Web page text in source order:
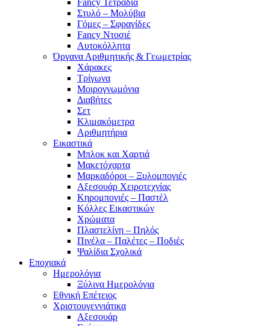
Στυλό – Μολύβια
Γόμες – Σφραγίδες
Fancy Ντοσιέ
Αυτοκόλλητα
Όργανα Αριθμητικής & Γεωμετρίας
Χάρακες
Τρίγωνα
Mοιρογνωμόνια
Διαβήτες
Σετ
Κλιμακόμετρα
Αριθμητήρια
Εικαστικά
Μπλοκ και Χαρτιά
Μακετόχαρτα
Μαρκαδόροι – Ξυλομπογιές
Αξεσουάρ Χειροτεχνίας
Κηρομπογιές – Παστέλ
Κόλλες Εικαστικών
Χρώματα
Πλαστελίνη – Πηλός
Πινέλα – Παλέτες – Ποδιές
Ψαλίδια Σχολικά
Εποχιακά
Ημερολόγια
Ξύλινα Ημερολόγια
Εθνική Επέτειος
Χριστουγεννιάτικα
Αξεσουάρ